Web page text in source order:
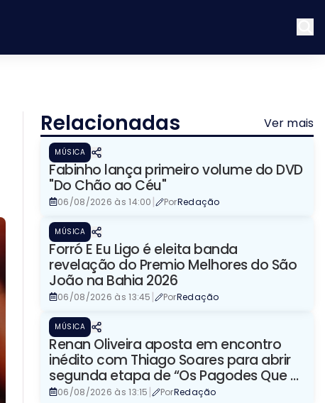
Relacionadas Ver mais
MÚSICA
Fabinho lança primeiro volume do DVD
"Do Chão ao Céu"
06/08/2026 às 14:00 | PorRedação
MÚSICA
Forró E Eu Ligo é eleita banda
revelação do Premio Melhores do São
João na Bahia 2026
06/08/2026 às 13:45 | PorRedação
MÚSICA
Renan Oliveira aposta em encontro
inédito com Thiago Soares para abrir
segunda etapa de “Os Pagodes Que A
Gente Gosta”
06/08/2026 às 13:15 | PorRedação